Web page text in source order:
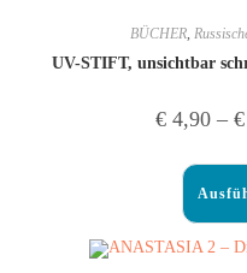
BÜCHER,
UV-STIFT, unsichtbar
€ 4,90 – €